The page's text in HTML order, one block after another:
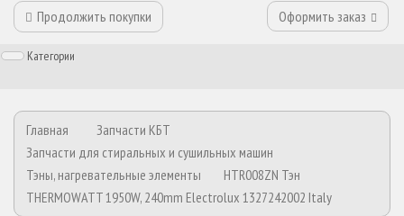
Продолжить покупки Оформить заказ
Категории
Главная
Запчасти КБТ
Запчасти для стиральных и сушильных машин
Тэны, нагревательные элементы
HTR008ZN Тэн
THERMOWATT 1950W, 240mm Electrolux 1327242002 Italy